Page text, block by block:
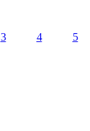
3 4 5